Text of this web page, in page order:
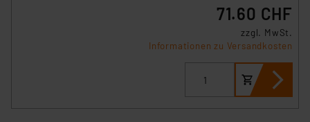
71.60 CHF
zzgl. MwSt.
Informationen zu Versandkosten